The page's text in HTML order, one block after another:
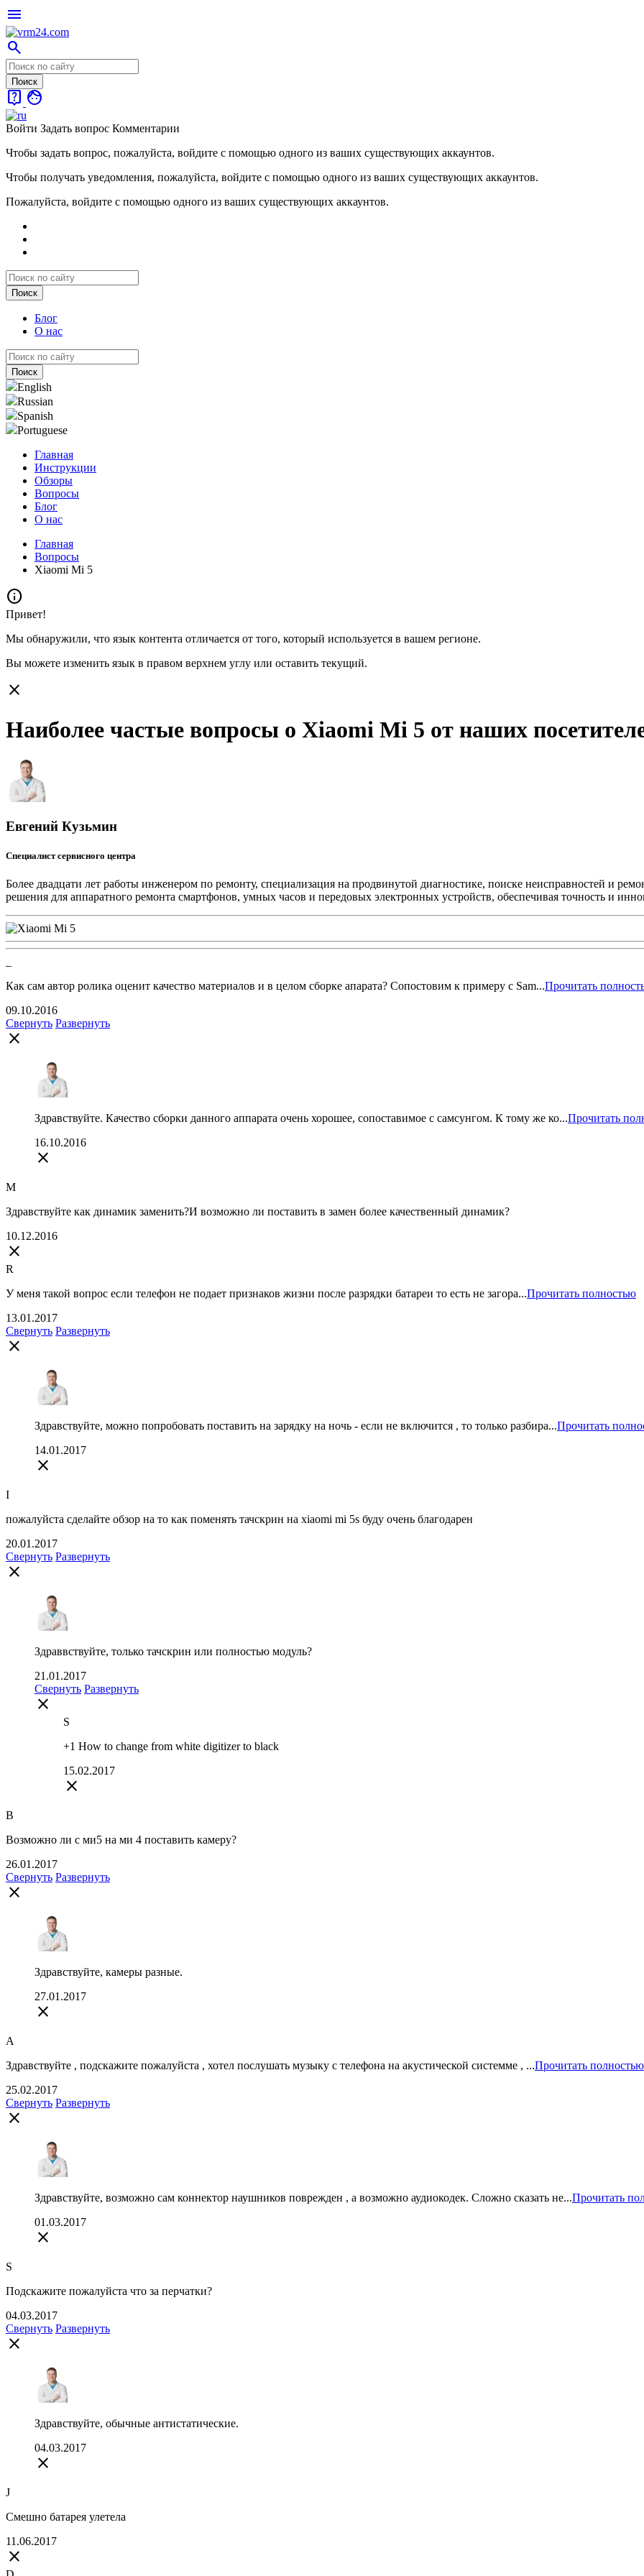
menu
search
live_help face
Войти Задать вопрос Комментарии
Чтобы задать вопрос, пожалуйста, войдите с помощью одного из ваших существующих аккаунтов.
Чтобы получать уведомления, пожалуйста, войдите с помощью одного из ваших существующих аккаунтов.
Пожалуйста, войдите с помощью одного из ваших существующих аккаунтов.
Блог
О нас
English
Russian
Spanish
Portuguese
Главная
Инструкции
Обзоры
Вопросы
Блог
О нас
Главная
Вопросы
Xiaomi Mi 5
info
Привет!
Мы обнаружили, что язык контента отличается от того, который используется в вашем регионе.
Вы можете изменить язык в правом верхнем углу или оставить текущий.
close
Наиболее частые вопросы о Xiaomi Mi 5 от наших
Евгений Кузьмин
Специалист сервисного центра
Более двадцати лет работы инженером по ремонту, специализация на продвинутой диагностике, поиске неисправностей и
решения для аппаратного ремонта смартфонов, умных часов и передовых электронных устройств, обеспечивая точность и
Как сам автор ролика оценит качество материалов и в целом сборке апарата? Сопостовим к примеру с Sam...Прочитать
09.10.2016
Свернуть Развернуть
close
Здравствуйте. Качество сборки данного аппарата очень хорошее, сопоставимое с самсунгом. К тому же ко...Прочитать
16.10.2016
close
M
Здравствуйте как динамик заменить?И возможно ли поставить в замен более качественный динамик?
10.12.2016
close
R
У меня такой вопрос если телефон не подает признаков жизни после разрядки батареи то есть не загора...Прочитать полностью
13.01.2017
Свернуть Развернуть
close
Здравствуйте, можно попробовать поставить на зарядку на ночь - если не включится , то только разбира...Прочитать
14.01.2017
close
I
пожалуйста сделайте обзор на то как поменять тачскрин на xiaomi mi 5s буду очень благодарен
20.01.2017
Свернуть Развернуть
close
Здраввствуйте, только тачскрин или полностью модуль?
21.01.2017
Свернуть Развернуть
close
S
+1 How to change from white digitizer to black
15.02.2017
close
B
Возможно ли с ми5 на ми 4 поставить камеру?
26.01.2017
Свернуть Развернуть
close
Здравствуйте, камеры разные.
27.01.2017
close
А
Здравствуйте , подскажите пожалуйста , хотел послушать музыку с телефона на акустической системме , ...Прочитать полностью
25.02.2017
Свернуть Развернуть
close
Здравствуйте, возможно сам коннектор наушников поврежден , а возможно аудиокодек. Сложно сказать не...Прочитать
01.03.2017
close
S
Подскажите пожалуйста что за перчатки?
04.03.2017
Свернуть Развернуть
close
Здравствуйте, обычные антистатические.
04.03.2017
close
J
Смешно батарея улетела
11.06.2017
close